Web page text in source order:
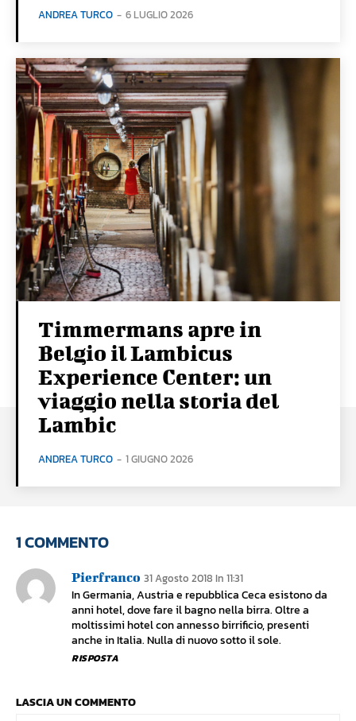
ANDREA TURCO - 6 LUGLIO 2026
Timmermans apre in
Belgio il Lambicus
Experience Center: un
viaggio nella storia del
Lambic
ANDREA TURCO - 1 GIUGNO 2026
1 COMMENTO
Pierfranco 31 Agosto 2018 In 11:31
In Germania, Austria e repubblica Ceca esistono da
anni hotel, dove fare il bagno nella birra. Oltre a
moltissimi hotel con annesso birrificio, presenti
anche in Italia. Nulla di nuovo sotto il sole.
RISPOSTA
LASCIA UN COMMENTO